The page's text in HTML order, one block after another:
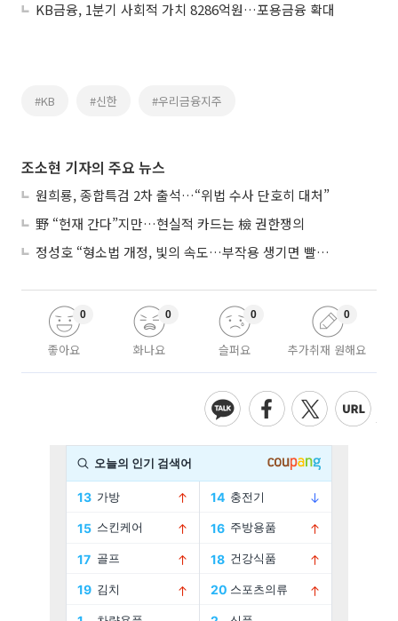
KB금융, 1분기 사회적 가치 8286억원…포용금융 확대
#KB #신한 #우리금융지주
조소현 기자의 주요 뉴스
원희룡, 종합특검 2차 출석…“위법 수사 단호히 대처”
野 “헌재 간다”지만…현실적 카드는 檢 권한쟁의
정성호 “형소법 개정, 빛의 속도…부작용 생기면 빨리 고쳐야”
좋아요
0
화나요
0
슬퍼요
0
추가취재 원해요
0